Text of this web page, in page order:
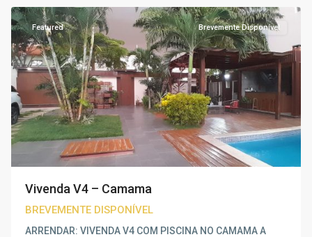
Featured Brevemente Disponível
Vivenda V4 – Camama
BREVEMENTE DISPONÍVEL
ARRENDAR: VIVENDA V4 COM PISCINA NO CAMAMA A